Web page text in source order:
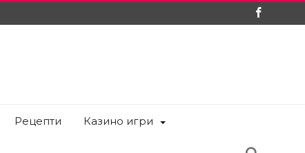
Рецепти Казино игри